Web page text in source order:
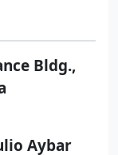
Bldg.,
Aybar